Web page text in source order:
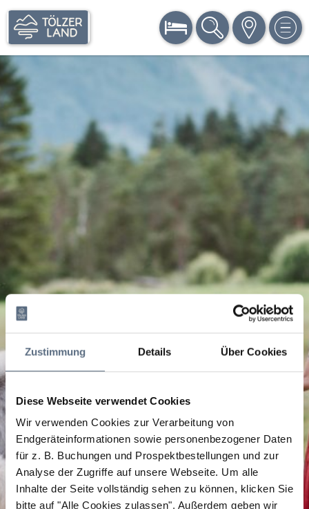
Zustimmung Details Über Cookies
Diese Webseite verwendet Cookies
Wir verwenden Cookies zur Verarbeitung von
Endgeräteinformationen sowie personenbezogener Daten
für z. B. Buchungen und Prospektbestellungen und zur
Analyse der Zugriffe auf unsere Webseite. Um alle
Inhalte der Seite vollständig sehen zu können, klicken Sie
bitte auf "Alle Cookies zulassen". Außerdem geben wir
BUCHEN SUCHE KARTE MENÜ